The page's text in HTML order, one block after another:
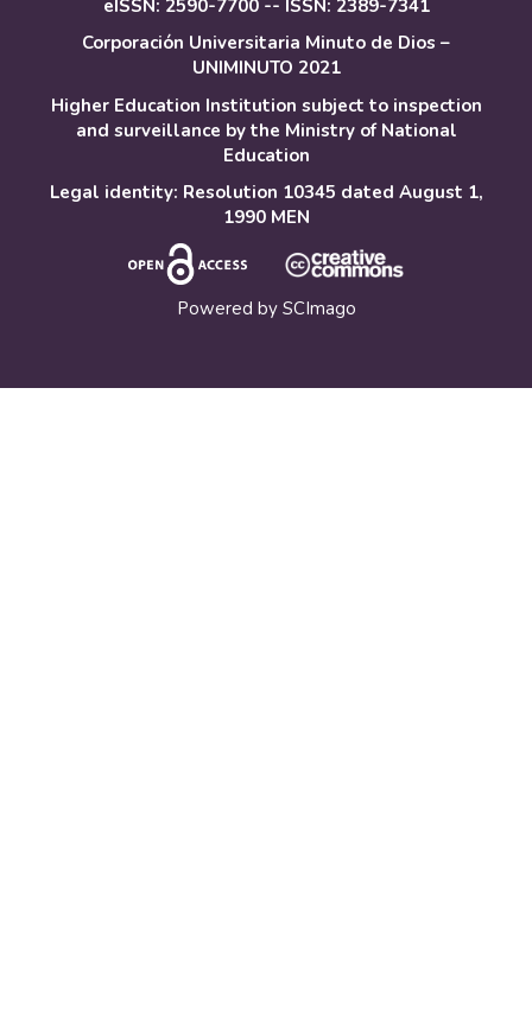
eISSN: 2590-7700 -- ISSN: 2389-7341
Corporación Universitaria Minuto de Dios –
UNIMINUTO 2021
Higher Education Institution subject to inspection
and surveillance by the Ministry of National
Education
Legal identity: Resolution 10345 dated August 1,
1990 MEN
Powered by SCImago